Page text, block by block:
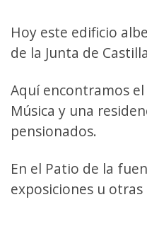
Hoy este edificio
de la Junta de
Aquí encontramos
Música y una
pensionados.
En el Patio de la
exposiciones u